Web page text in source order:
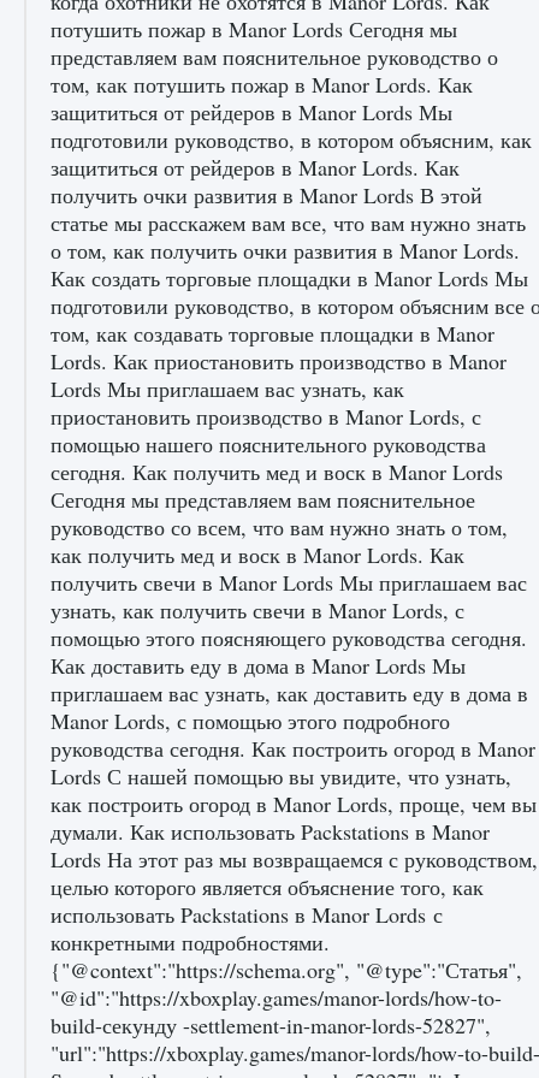
Как разблокировать заклинание Крист в
Creatures of Ava
9 августа 2024 1 393 0 0
Как приручить существ из степей Тамура в
игре Creatures of Ava
9 августа 2024 1 164 0 0
Как исправить ошибку EA FC 25 beta,
которая не работает
9 августа 2024 1 370 0 0